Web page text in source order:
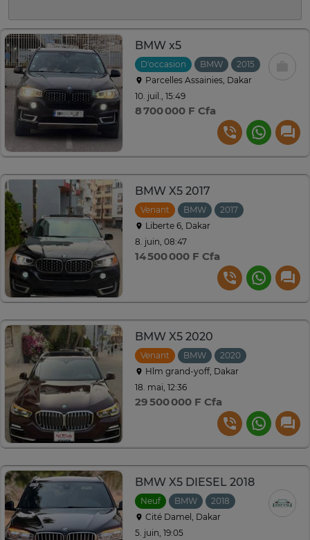
BMW x5
D'occasion BMW 2015
Parcelles Assainies, Dakar
10. juil., 15:49
8 700 000 F Cfa
BMW X5 2017
Venant BMW 2017
Liberte 6, Dakar
8. juin, 08:47
14 500 000 F Cfa
BMW X5 2020
Venant BMW 2020
Hlm grand-yoff, Dakar
18. mai, 12:36
29 500 000 F Cfa
BMW X5 DIESEL 2018
Neuf BMW 2018
Automatique
Cité Damel, Dakar
5. juin, 19:05